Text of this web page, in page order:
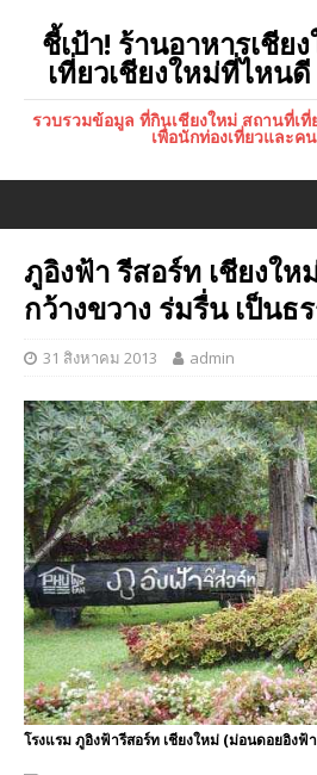
ชี้เป้า! ร้านอาหารเชีย
เที่ยวเชียงใหม่ที่ไหน
รวบรวมข้อมูล ที่กินเชียงใหม่ สถานที่เ
เพื่อนักท่องเที่ยวและค
ภูอิงฟ้า รีสอร์ท เชียงใ
กว้างขวาง ร่มรื่น เป็น
31 สิงหาคม 2013 admin
โรงแรม ภูอิงฟ้ารีสอร์ท เชียงใหม่ (ม่อนดอยอิงฟ้